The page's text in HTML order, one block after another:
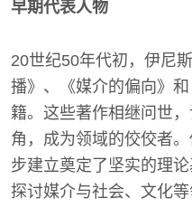
早期代表人物
20世纪50年代初，伊尼
播》、《媒介的偏向》
籍。这些著作相继问世
角，成为领域的佼佼者
步建立奠定了坚实的理
探讨媒介与社会、文化等